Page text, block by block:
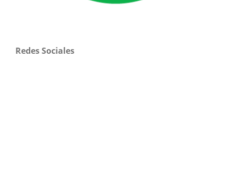
Redes Sociales